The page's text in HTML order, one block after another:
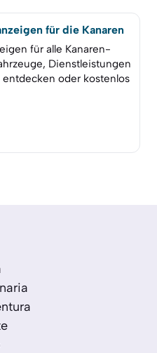
für die Kanaren
für alle Kanaren-
Dienstleistungen
oder kostenlos